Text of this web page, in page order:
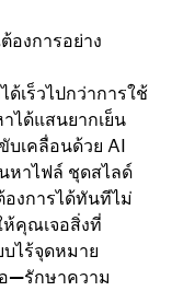
งการอย่าง
เร็วไปกว่าการใช้
ได้แสนยากเย็น
บเคลื่อนด้วย AI
หาไฟล์ ชุดสไลด์
งการได้ทันทีไม่
ห้คุณเจอสิ่งที่
ไร้จุดหมาย
—รักษาความ